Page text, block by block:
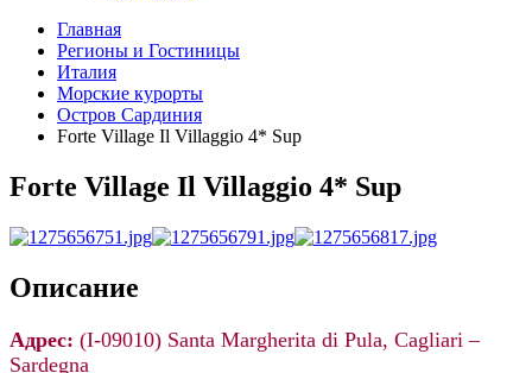
Главная
Регионы и Гостиницы
Италия
Морские курорты
Остров Сардиния
Forte Village Il Villaggio 4* Sup
Forte Village Il Villaggio 4* Sup
Описание
Адрес: (I-09010) Santa Margherita di Pula, Cagliari –
Sardegna